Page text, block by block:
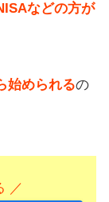
などの方が
始められるの
／